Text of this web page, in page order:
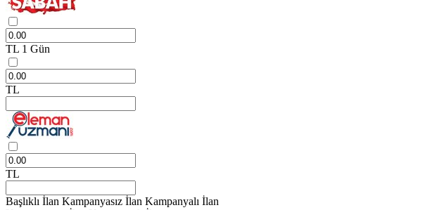
TL 1 Gün
TL
TL
Başlıklı İlan Kampanyasız İlan Kampanyalı İlan